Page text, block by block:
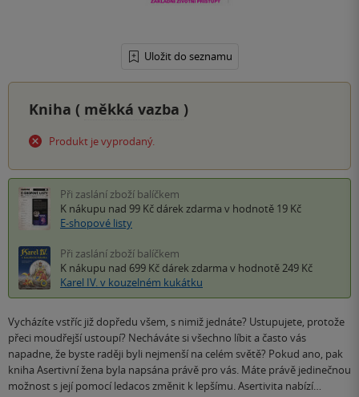
Uložit do seznamu
Kniha ( měkká vazba )
Produkt je vyprodaný.
Při zaslání zboží balíčkem
K nákupu nad 99 Kč dárek zdarma v hodnotě 19 Kč
E-shopové listy
Při zaslání zboží balíčkem
K nákupu nad 699 Kč dárek zdarma v hodnotě 249 Kč
Karel IV. v kouzelném kukátku
Vycházíte vstříc již dopředu všem, s nimiž jednáte? Ustupujete, protože
přeci moudřejší ustoupí? Necháváte si všechno líbit a často vás
napadne, že byste raději byli nejmenší na celém světě? Pokud ano, pak
kniha Asertivní žena byla napsána právě pro vás. Máte právě jedinečnou
možnost s její pomocí ledacos změnit k lepšímu. Asertivita nabízí…